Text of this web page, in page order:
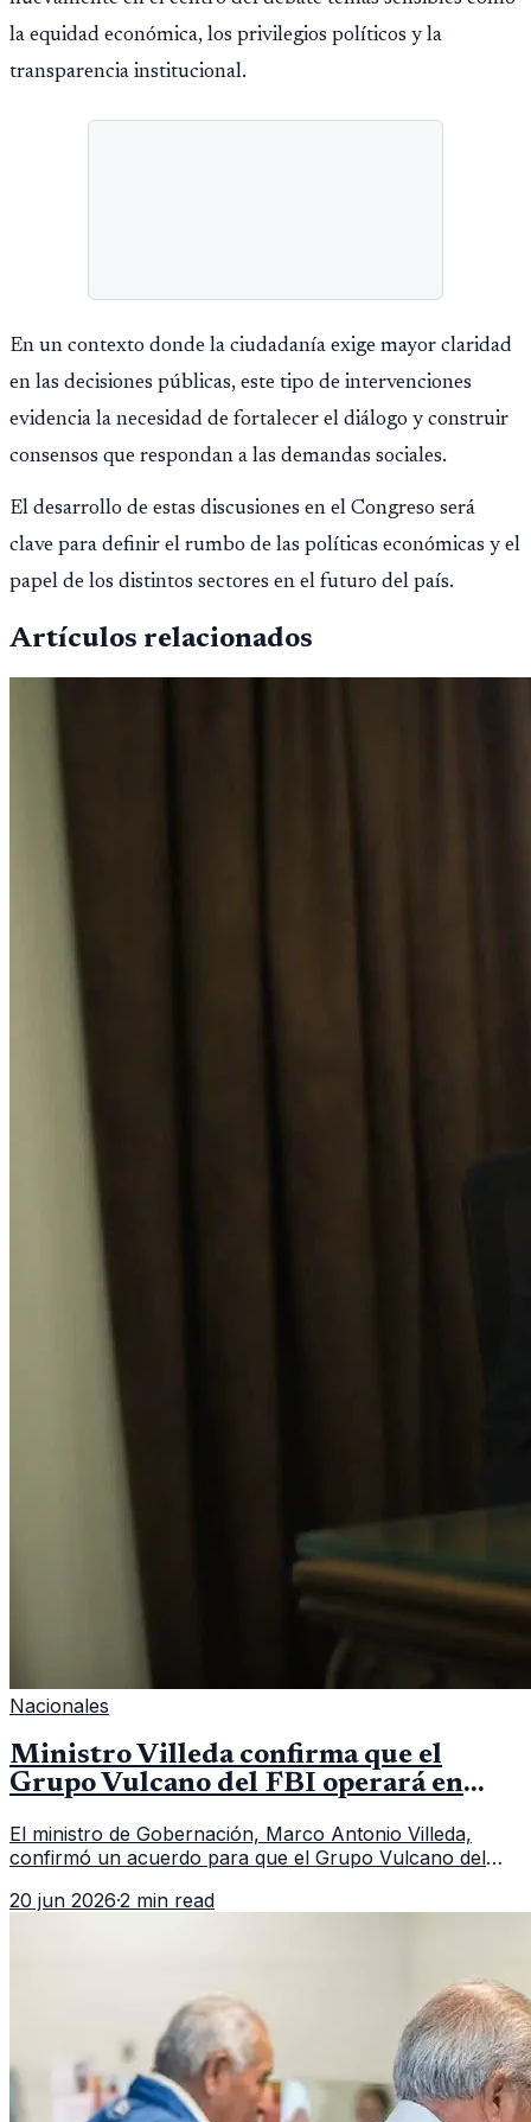
la equidad económica, los privilegios políticos y la
transparencia institucional.
En un contexto donde la ciudadanía exige mayor claridad
en las decisiones públicas, este tipo de intervenciones
evidencia la necesidad de fortalecer el diálogo y construir
consensos que respondan a las demandas sociales.
El desarrollo de estas discusiones en el Congreso será
clave para definir el rumbo de las políticas económicas y el
papel de los distintos sectores en el futuro del país.
Artículos relacionados
Nacionales
Ministro Villeda confirma que el
Grupo Vulcano del FBI operará en
El ministro de Gobernación, Marco Antonio Villeda,
confirmó un acuerdo para que el Grupo Vulcano del
fallido con la administración anterior del Ministerio
20 jun 2026·2 min read